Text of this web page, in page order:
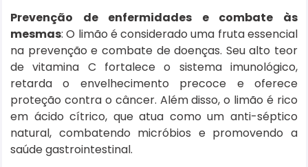
Prevenção de enfermidades e combate às
mesmas: O limão é considerado uma fruta essencial
na prevenção e combate de doenças. Seu alto teor
de vitamina C fortalece o sistema imunológico,
retarda o envelhecimento precoce e oferece
proteção contra o câncer. Além disso, o limão é rico
em ácido cítrico, que atua como um anti-séptico
natural, combatendo micróbios e promovendo a
saúde gastrointestinal.